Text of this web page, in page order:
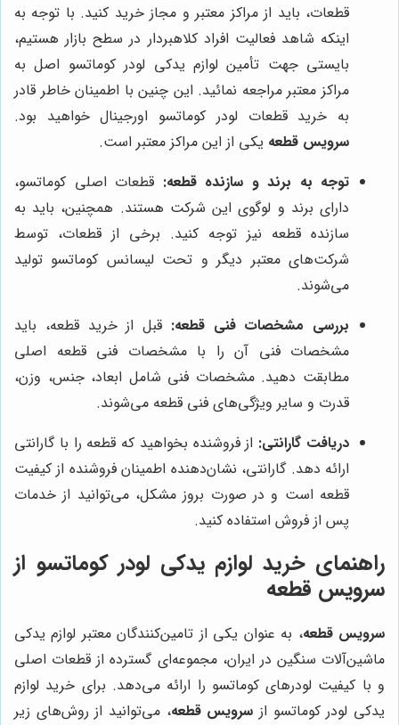
قطعات، باید از مراکز معتبر و مجاز خرید کنید. با توجه به
اینکه شاهد فعالیت افراد کلاهبردار در سطح بازار هستیم،
بایستی جهت تأمین لوازم یدکی لودر کوماتسو اصل به
مراکز معتبر مراجعه نمائید. این چنین با اطمینان خاطر قادر
به خرید قطعات لودر کوماتسو اورجینال خواهید بود.
سرویس قطعه یکی از این مراکز معتبر است.
توجه به برند و سازنده قطعه: قطعات اصلی کوماتسو،
دارای برند و لوگوی این شرکت هستند. همچنین، باید به
سازنده قطعه نیز توجه کنید. برخی از قطعات، توسط
شرکت‌های معتبر دیگر و تحت لیسانس کوماتسو تولید
می‌شوند.
بررسی مشخصات فنی قطعه: قبل از خرید قطعه، باید
مشخصات فنی آن را با مشخصات فنی قطعه اصلی
مطابقت دهید. مشخصات فنی شامل ابعاد، جنس، وزن،
قدرت و سایر ویژگی‌های فنی قطعه می‌شوند.
دریافت گارانتی: از فروشنده بخواهید که قطعه را با گارانتی
ارائه دهد. گارانتی، نشان‌دهنده اطمینان فروشنده از کیفیت
قطعه است و در صورت بروز مشکل، می‌توانید از خدمات
پس از فروش استفاده کنید.
راهنمای خرید لوازم یدکی لودر کوماتسو از
سرویس قطعه
سرویس قطعه، به عنوان یکی از تامین‌کنندگان معتبر لوازم یدکی
ماشین‌آلات سنگین در ایران، مجموعه‌ای گسترده از قطعات اصلی
و با کیفیت لودرهای کوماتسو را ارائه می‌دهد. برای خرید لوازم
یدکی لودر کوماتسو از سرویس قطعه، می‌توانید از روش‌های زیر